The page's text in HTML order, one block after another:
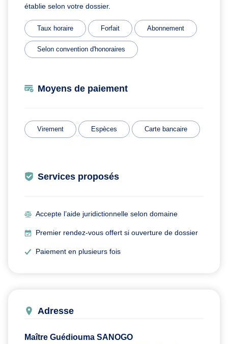
établie selon votre dossier.
Taux horaire Forfait Abonnement
Selon convention d'honoraires
Moyens de paiement
Virement Espèces Carte bancaire
Services proposés
Accepte l’aide juridictionnelle selon domaine
Premier rendez-vous offert si ouverture de dossier
Paiement en plusieurs fois
Adresse
Maître Guédiouma SANOGO